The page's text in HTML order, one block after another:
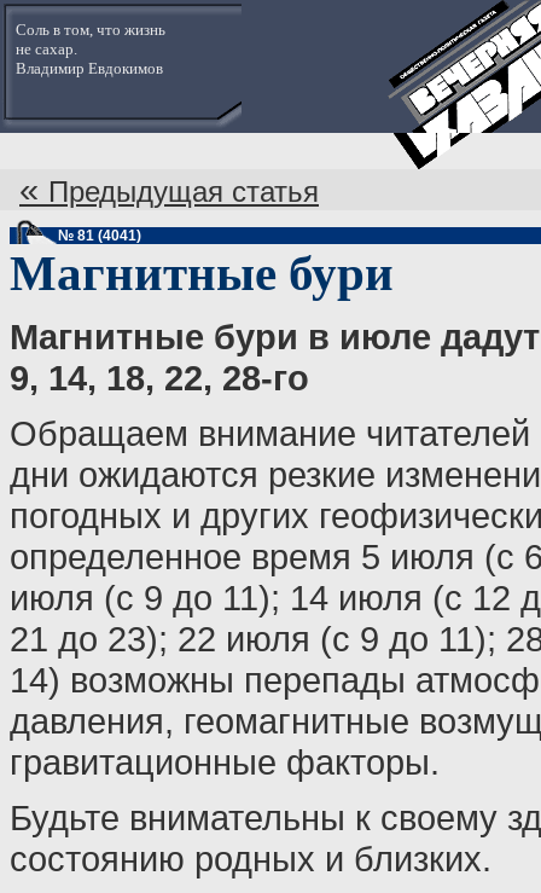
Соль в том, что жизнь
не сахар.
Владимир Евдокимов
« Предыдущая статья
№ 81 (4041)
Магнитные бури
Магнитные бури в июле
9, 14, 18, 22, 28-го
Обращаем внимание читателей
дни ожидаются резкие
погодных и других
определенное время 5 июля (с
июля (с 9 до 11); 14 июля (с 12
21 до 23); 22 июля (с 9 до 11);
14) возможны перепады
давления, геомагнитные
гравитационные факторы.
Будьте внимательны к своему
состоянию родных и близких.